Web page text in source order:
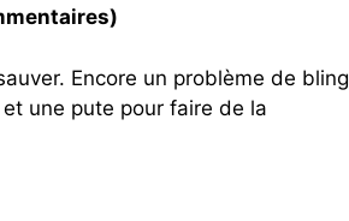
Encore un problème de bling
une pute pour faire de la